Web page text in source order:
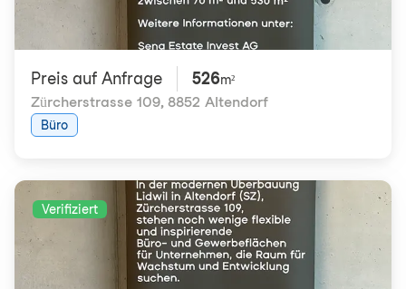
Preis auf Anfrage 526m²
Zürcherstrasse 109, 8852 Altendorf
Büro
Verifiziert